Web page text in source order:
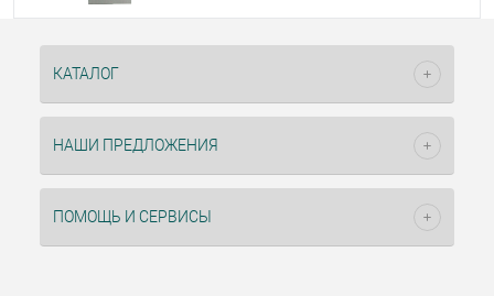
КАТАЛОГ
НАШИ ПРЕДЛОЖЕНИЯ
ПОМОЩЬ И СЕРВИСЫ